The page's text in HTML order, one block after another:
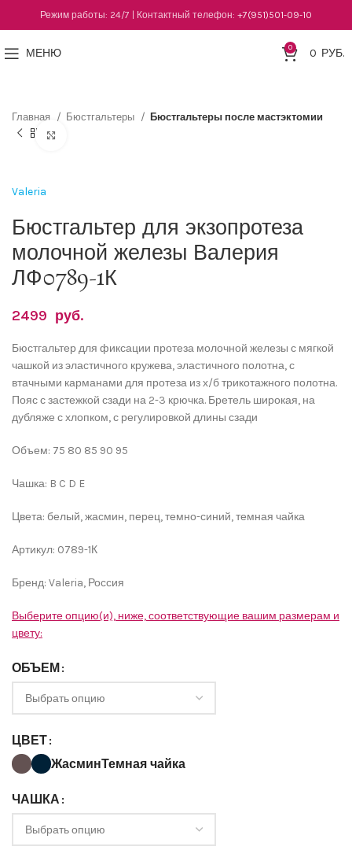
Режим работы: 24/7 | Контактный телефон: +7(951)501-09-10
МЕНЮ 0 0 РУБ.
Главная Бюстгальтеры
Бюстгальтеры после мастэктомии
Valeria
Бюстгальтер для экзопротеза
молочной железы Валерия
ЛФ0789-1К
2499 руб.
Бюстгальтер для фиксации протеза молочной железы с мягкой
чашкой из эластичного кружева, эластичного полотна, с
втачными карманами для протеза из х/б трикотажного полотна.
Пояс с застежкой сзади на 2-3 крючка. Бретель широкая, на
дубляже с хлопком, с регулировкой длины сзади
Объем: 75 80 85 90 95
Чашка: B C D E
Цвета: белый, жасмин, перец, темно-синий, темная чайка
Артикул: 0789-1К
Бренд: Valeria, Россия
Выберите опцию(и), ниже, соответствующие вашим размерам и
цвету:
ОБЪЕМ
ЦВЕТ
ЖасминТемная чайка
ЧАШКА